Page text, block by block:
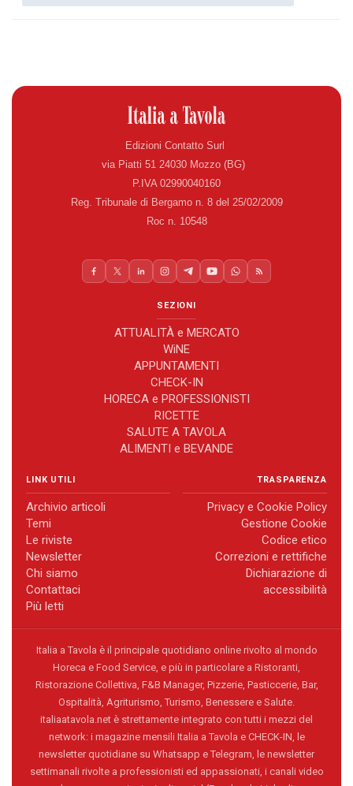
Edizioni Contatto Surl
via Piatti 51 24030 Mozzo (BG)
P.IVA 02990040160
Reg. Tribunale di Bergamo n. 8 del 25/02/2009
Roc n. 10548
SEZIONI
ATTUALITÀ e MERCATO
WiNE
APPUNTAMENTI
CHECK-IN
HORECA e PROFESSIONISTI
RICETTE
SALUTE A TAVOLA
ALIMENTI e BEVANDE
LINK UTILI
Archivio articoli
Temi
Le riviste
Newsletter
Chi siamo
Contattaci
Più letti
TRASPARENZA
Privacy e Cookie Policy
Gestione Cookie
Codice etico
Correzioni e rettifiche
Dichiarazione di
accessibilità
Italia a Tavola è il principale quotidiano online rivolto al mondo
Horeca e Food Service, e più in particolare a Ristoranti,
Ristorazione Collettiva, F&B Manager, Pizzerie, Pasticcerie, Bar,
Ospitalità, Agriturismo, Turismo, Benessere e Salute.
italiaatavola.net è strettamente integrato con tutti i mezzi del
network: i magazine mensili Italia a Tavola e CHECK-IN, le
newsletter quotidiane su Whatsapp e Telegram, le newsletter
settimanali rivolte a professionisti ed appassionati, i canali video